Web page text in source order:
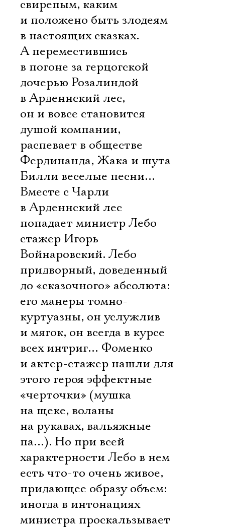
свирепым, каким
и положено быть злодеям
в настоящих сказках.
А переместившись
в погоне за герцогской
дочерью Розалиндой
в Арденнский лес,
он и вовсе становится
душой компании,
распевает в обществе
Фердинанда, Жака и шута
Билли веселые песни…
Вместе с Чарли
в Арденнский лес
попадает министр Лебо 
стажер Игорь
Войнаровский. Лебо 
придворный, доведенный
до «сказочного» абсолюта:
его манеры томно-
куртуазны, он услужлив
и мягок, он всегда в курсе
всех интриг… Фоменко
и актер-стажер нашли для
этого героя эффектные
«черточки» (мушка
на щеке, воланы
на рукавах, вальяжные
па…). Но при всей
характерности Лебо в нем
есть что-то очень живое,
придающее образу объем:
иногда в интонациях
министра проскальзывает